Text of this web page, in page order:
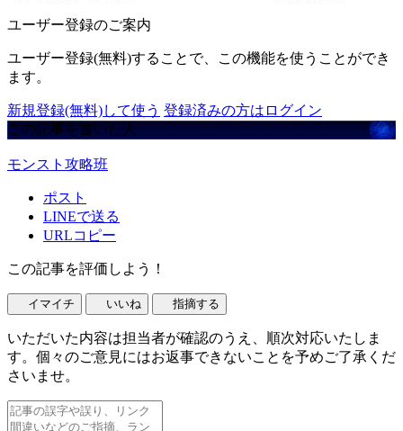
ユーザー登録のご案内
ユーザー登録(無料)することで、この機能を使うことができ
ます。
新規登録(無料)して使う 登録済みの方はログイン
この記事を書いた人
モンスト攻略班
ポスト
LINEで送る
URLコピー
この記事を評価しよう！
イマイチ いいね 指摘する
いただいた内容は担当者が確認のうえ、順次対応いたしま
す。個々のご意見にはお返事できないことを予めご了承くだ
さいませ。